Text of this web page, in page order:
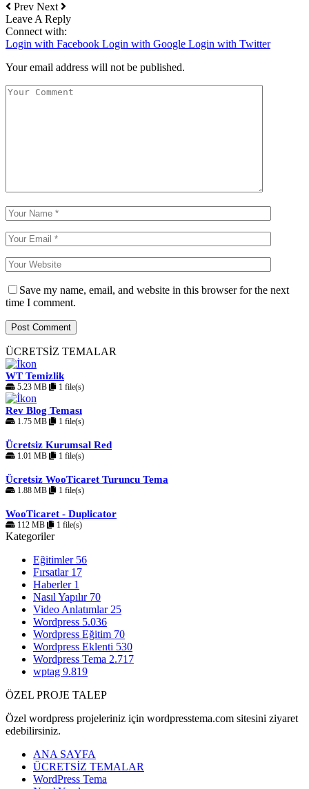
Prev Next
Leave A Reply
Connect with:
Login with Facebook Login with Google Login with Twitter
Your email address will not be published.
Save my name, email, and website in this browser for the next
time I comment.
ÜCRETSİZ TEMALAR
WT Temizlik
5.23 MB 1 file(s)
Rev Blog Teması
1.75 MB 1 file(s)
Ücretsiz Kurumsal Red
1.01 MB 1 file(s)
Ücretsiz WooTicaret Turuncu Tema
1.88 MB 1 file(s)
WooTicaret - Duplicator
112 MB 1 file(s)
Kategoriler
Eğitimler 56
Fırsatlar 17
Haberler 1
Nasıl Yapılır 70
Video Anlatımlar 25
Wordpress 5.036
Wordpress Eğitim 70
Wordpress Eklenti 530
Wordpress Tema 2.717
wptag 9.819
ÖZEL PROJE TALEP
Özel wordpress projeleriniz için wordpresstema.com sitesini ziyaret
edebilirsiniz.
ANA SAYFA
ÜCRETSİZ TEMALAR
WordPress Tema